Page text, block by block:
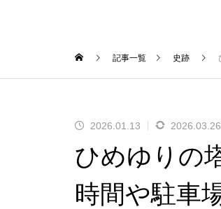
記事一覧 史跡
2026.01.13 2026.03.26
ひめゆりの
時間や駐車